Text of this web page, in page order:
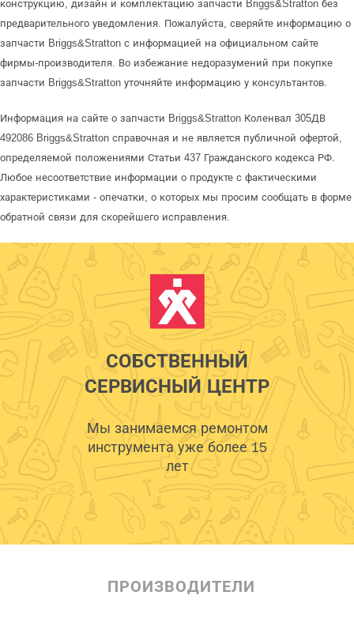
конструкцию, дизайн и комплектацию запчасти Briggs&Stratton без
предварительного уведомления. Пожалуйста, сверяйте информацию о
запчасти Briggs&Stratton с информацией на официальном сайте
фирмы-производителя. Во избежание недоразумений при покупке
запчасти Briggs&Stratton уточняйте информацию у консультантов.
Информация на сайте о запчасти Briggs&Stratton Коленвал 305ДВ
492086 Briggs&Stratton справочная и не является публичной офертой,
определяемой положениями Статьи 437 Гражданского кодекса РФ.
Любое несоответствие информации о продукте с фактическими
характеристиками - опечатки, о которых мы просим сообщать в форме
обратной связи для скорейшего исправления.
СОБСТВЕННЫЙ
СЕРВИСНЫЙ ЦЕНТР
Мы занимаемся ремонтом
инструмента уже более 15
лет
ПРОИЗВОДИТЕЛИ